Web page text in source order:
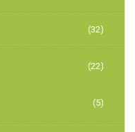
(32)
(22)
(5)